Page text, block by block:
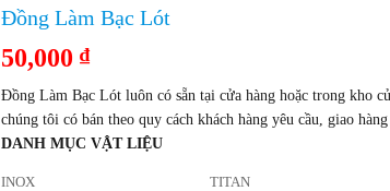
Đồng Làm Bạc Lót
50,000 ₫
Đồng Làm Bạc Lót luôn có sẵn tại cửa hàng hoặc trong kho
chúng tôi có bán theo quy cách khách hàng yêu cầu, giao
DANH MỤC VẬT LIỆU
INOX TITAN